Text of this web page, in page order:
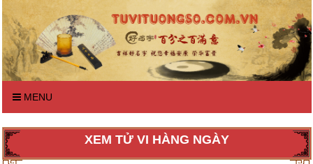
MENU
XEM TỬ VI HÀNG NGÀY